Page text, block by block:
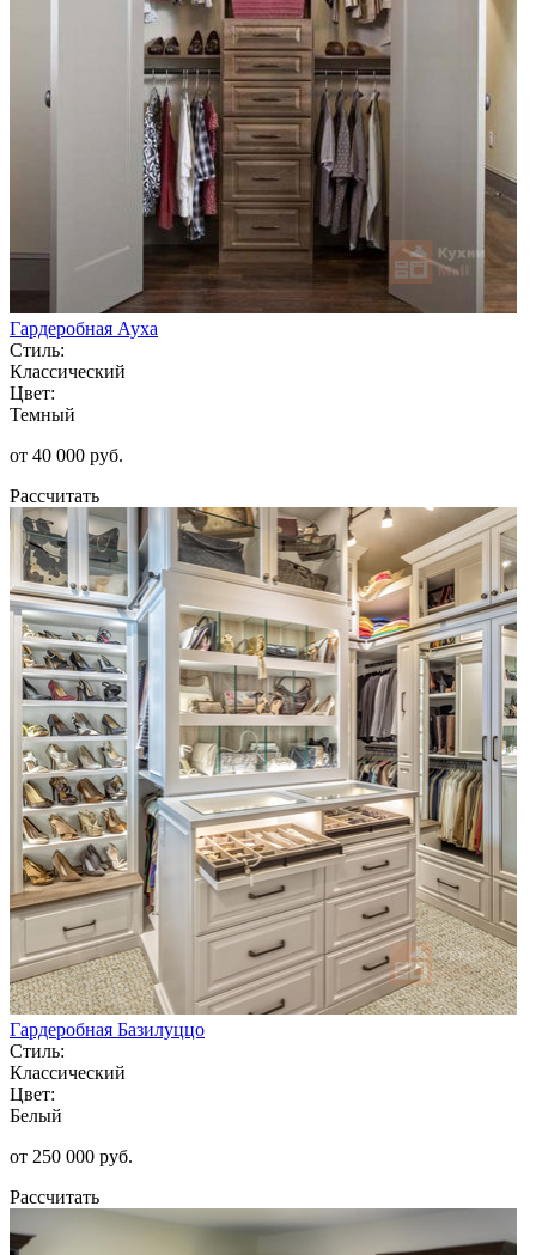
Гардеробная Ауха
Стиль:
Классический
Цвет:
Темный
от 40 000 руб.
Рассчитать
Гардеробная Базилуццо
Стиль:
Классический
Цвет:
Белый
от 250 000 руб.
Рассчитать